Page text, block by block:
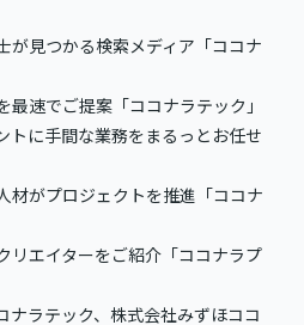
が見つかる検索メディア「ココナ
最速でご提案「ココナラテック」
トに手間な業務をまるっとお任せ
材がプロジェクトを推進「ココナ
リエイターをご紹介「ココナラプ
ナラテック、株式会社みずほココ